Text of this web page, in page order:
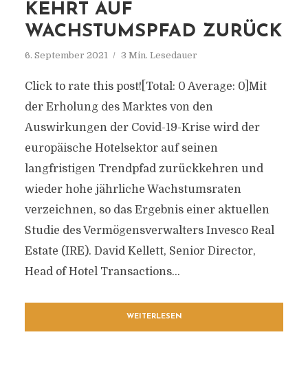
KEHRT AUF
WACHSTUMSPFAD ZURÜCK
6. September 2021 3 Min. Lesedauer
Click to rate this post![Total: 0 Average: 0]Mit
der Erholung des Marktes von den
Auswirkungen der Covid-19-Krise wird der
europäische Hotelsektor auf seinen
langfristigen Trendpfad zurückkehren und
wieder hohe jährliche Wachstumsraten
verzeichnen, so das Ergebnis einer aktuellen
Studie des Vermögensverwalters Invesco Real
Estate (IRE). David Kellett, Senior Director,
Head of Hotel Transactions...
WEITERLESEN